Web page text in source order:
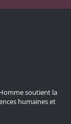
soutient la
humaines et